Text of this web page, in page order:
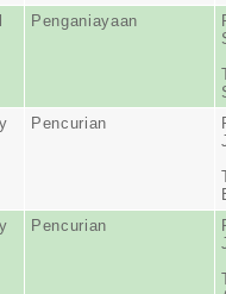
Penganiayaan
Pencurian
Pencurian